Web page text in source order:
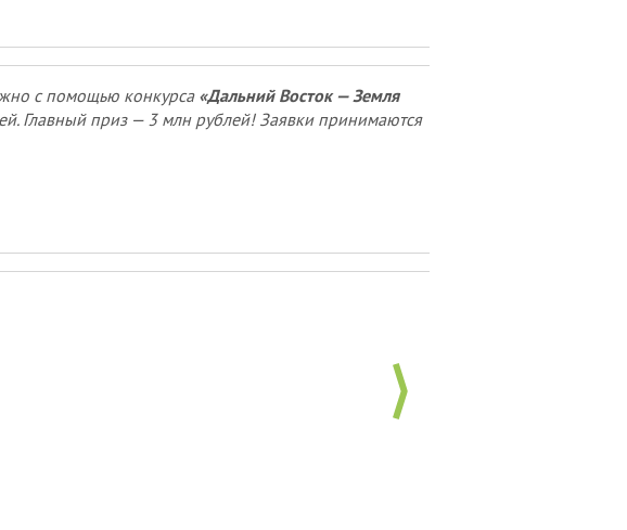
с помощью конкурса «Дальний Восток — Земля
Главный приз — 3 млн рублей! Заявки принимаются